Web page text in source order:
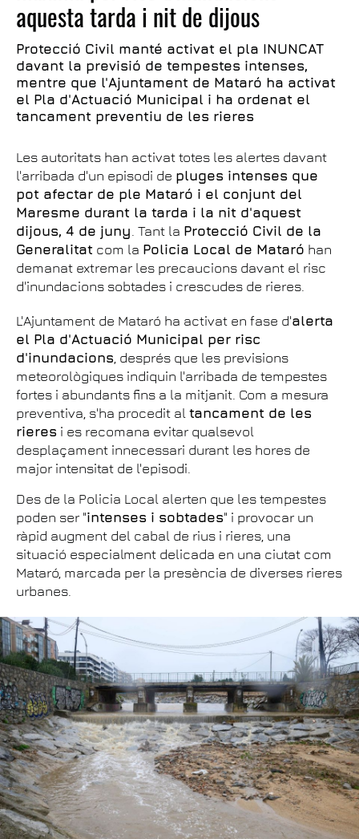
aquesta tarda i nit de dijous
Protecció Civil manté activat el pla INUNCAT
davant la previsió de tempestes intenses,
mentre que l'Ajuntament de Mataró ha activat
el Pla d'Actuació Municipal i ha ordenat el
tancament preventiu de les rieres
Les autoritats han activat totes les alertes davant
l'arribada d'un episodi de pluges intenses que
pot afectar de ple Mataró i el conjunt del
Maresme durant la tarda i la nit d'aquest
dijous, 4 de juny. Tant la Protecció Civil de la
Generalitat com la Policia Local de Mataró han
demanat extremar les precaucions davant el risc
d'inundacions sobtades i crescudes de rieres.
L'Ajuntament de Mataró ha activat en fase d'alerta
el Pla d'Actuació Municipal per risc
d'inundacions, després que les previsions
meteorològiques indiquin l'arribada de tempestes
fortes i abundants fins a la mitjanit. Com a mesura
preventiva, s'ha procedit al tancament de les
rieres i es recomana evitar qualsevol
desplaçament innecessari durant les hores de
major intensitat de l'episodi.
Des de la Policia Local alerten que les tempestes
poden ser "intenses i sobtades" i provocar un
ràpid augment del cabal de rius i rieres, una
situació especialment delicada en una ciutat com
Mataró, marcada per la presència de diverses rieres
urbanes.